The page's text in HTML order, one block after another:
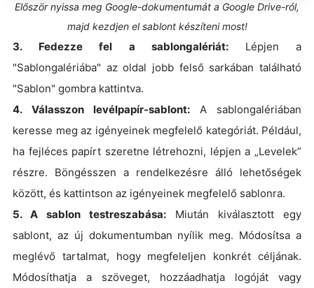
Először nyissa meg Google-dokumentumát a Google Drive-ról,
majd kezdjen el sablont készíteni most!
3. Fedezze fel a sablongalériát: Lépjen a
"Sablongalériába" az oldal jobb felső sarkában található
"Sablon" gombra kattintva.
4. Válasszon levélpapír-sablont: A sablongalériában
keresse meg az igényeinek megfelelő kategóriát. Például,
ha fejléces papírt szeretne létrehozni, lépjen a „Levelek”
részre. Böngésszen a rendelkezésre álló lehetőségek
között, és kattintson az igényeinek megfelelő sablonra.
5. A sablon testreszabása: Miután kiválasztott egy
sablont, az új dokumentumban nyílik meg. Módosítsa a
meglévő tartalmat, hogy megfeleljen konkrét céljának.
Módosíthatja a szöveget, hozzáadhatja logóját vagy